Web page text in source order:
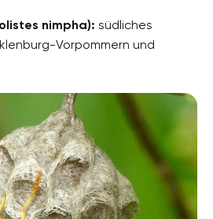
nimpha): südliches
Vorpommern und